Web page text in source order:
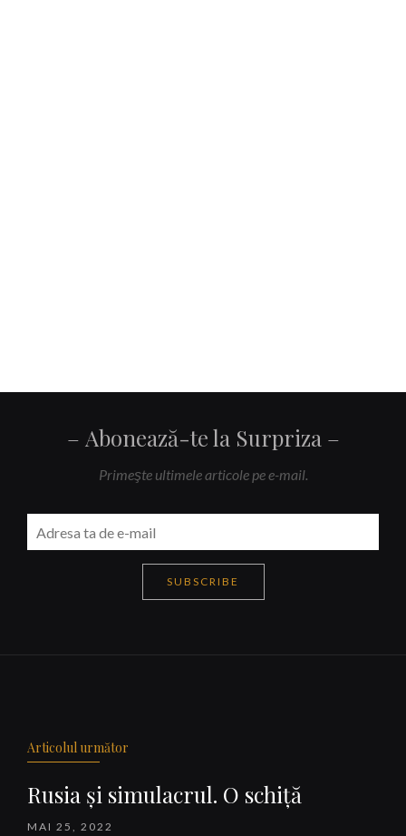
Abonează-te la Surpriza
Primeşte ultimele articole pe e-mail.
SUBSCRIBE
Articolul următor
Rusia și simulacrul. O schiță
MAI 25, 2022